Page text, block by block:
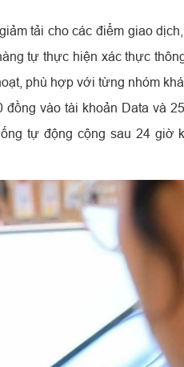
tải cho các điểm giao
tự thực hiện xác thực
phù hợp với từng nhóm
vào tài khoản Data và
tự động cộng sau 24 giờ